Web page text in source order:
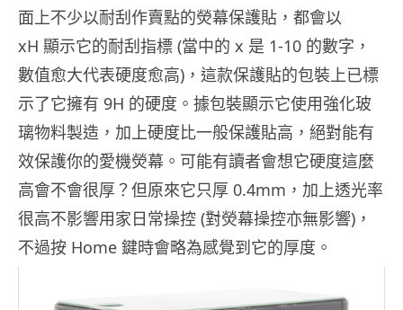
面上不少以耐刮作賣點的熒幕保護貼，都會以
xH 顯示它的耐刮指標 (當中的 x 是 1-10 的數字，
數值愈大代表硬度愈高)，這款保護貼的包裝上已標
示了它擁有 9H 的硬度。據包裝顯示它使用強化玻
璃物料製造，加上硬度比一般保護貼高，絕對能有
效保護你的愛機熒幕。可能有讀者會想它硬度這麼
高會不會很厚？但原來它只厚 0.4mm，加上透光率
很高不影響用家日常操控 (對熒幕操控亦無影響)，
不過按 Home 鍵時會略為感覺到它的厚度。